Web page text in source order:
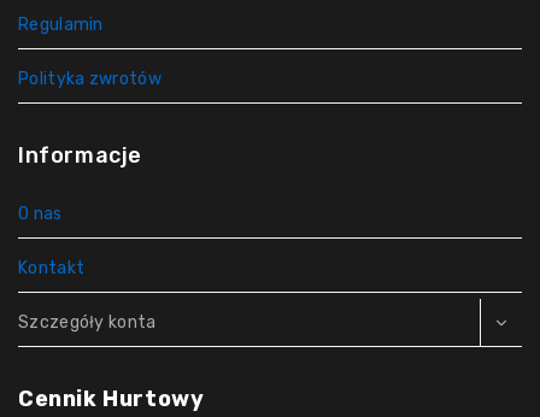
Regulamin
Polityka zwrotów
Informacje
O nas
Kontakt
Szczegóły konta
Cennik Hurtowy